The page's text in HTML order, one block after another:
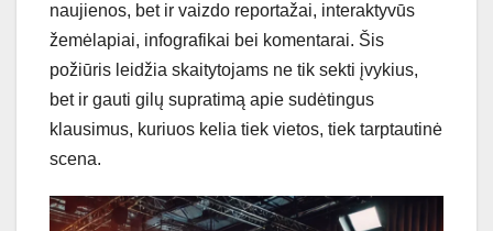
naujienos, bet ir vaizdo reportažai, interaktyvūs
žemėlapiai, infografikai bei komentarai. Šis
požiūris leidžia skaitytojams ne tik sekti įvykius,
bet ir gauti gilų supratimą apie sudėtingus
klausimus, kuriuos kelia tiek vietos, tiek tarptautinė
scena.